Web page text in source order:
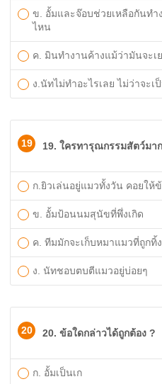
ข. อั้มและจ๊อบช่วยเหลือกันทำ
ไหน
ค. มินทำงานค้างแม้ว่ามันจะเ
ง.นัทไม่ทำอะไรเลย ไม่ว่าจะ
19 19. ใครทารุณกรรมสัตว์มา
ก.ยิวเล่นอยู่แมวทั้งวัน คอยให้
ข. อั้มป้อนนมสุนัขที่พึ่งเกิด
ค. ทีมมักจะเก็บหมาแมวที่ถูกทิ้ง
ง. นัทชอบตบตีแมวอยู่บ่อยๆ
20 20. ข้อใดกล่าวได้ถูกต้อง ?
ก. อั้มเป็นเก